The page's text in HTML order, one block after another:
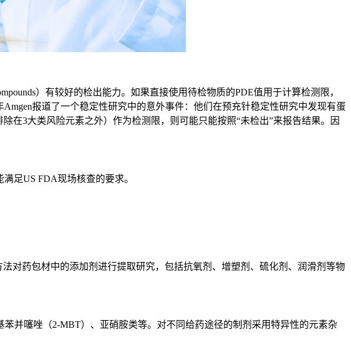
）有较好的检出能力。如果直接使用待检物质的PDE值用于计算检测限，
报道了一个稳定性研究中的意外事件：他们在预充针稳定性研究中发现有蛋
在3大类风险元素之外）作为检测限，则可能只能按照“未检出”来报告结果。因
足US FDA现场核查的要求。
药包材中的添加剂进行提取研究，包括抗氧剂、增塑剂、硫化剂、润滑剂等物
并噻唑（2-MBT）、亚硝胺类等。对不同给药途径的制剂采用特异性的元素杂